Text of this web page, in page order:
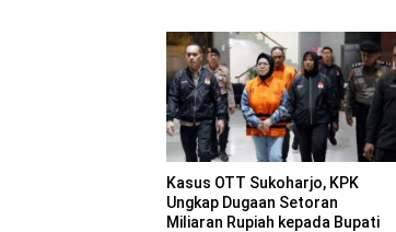
Kasus OTT Sukoharjo, KPK
Ungkap Dugaan Setoran
Miliaran Rupiah kepada Bupati